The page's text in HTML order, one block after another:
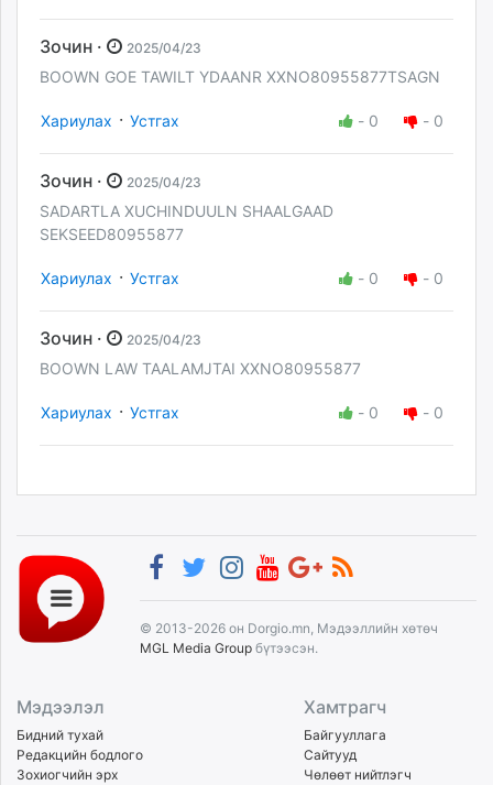
Зочин · 2025/04/23
BOOWN GOE TAWILT YDAANR XXNO80955877TSAGN
Хариулах · Устгах - 0 - 0
Зочин · 2025/04/23
SADARTLA XUCHINDUULN SHAALGAAD
SEKSEED80955877
Хариулах · Устгах - 0 - 0
Зочин · 2025/04/23
BOOWN LAW TAALAMJTAI XXNO80955877
Хариулах · Устгах - 0 - 0
© 2013-2026 он Dorgio.mn, Мэдээллийн хөтөч
MGL Media Group бүтээсэн.
Мэдээлэл
Бидний тухай
Редакцийн бодлого
Зохиогчийн эрх
Хамтрагч
Байгууллага
Сайтууд
Чөлөөт нийтлэгч